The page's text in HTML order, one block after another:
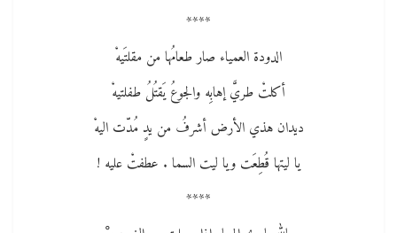
****
الدودة العمياء صار طعامُها من مقلتَيهْ
أكلتْ طريَّ إهابِه والجوعُ يَقتُلُ طفلتيهْ
ديدان هذي الأرض أشرفُ من يدٍ مُدّت اليهْ
يا ليتها قُطِعَت ويا ليت السما . عطفتْ عليه !
****